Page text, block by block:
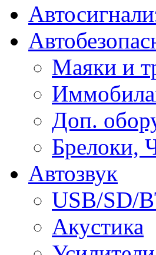
Маяки и
Доп.
Брелоки,
Автозвук
USB/SD/
Акустика